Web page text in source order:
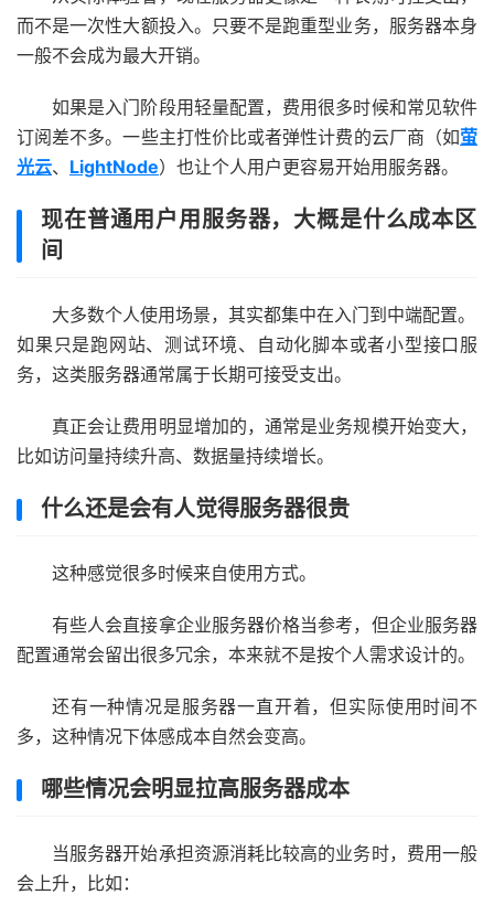
而不是一次性大额投入。只要不是跑重型业务，服务器本身
一般不会成为最大开销。
如果是入门阶段用轻量配置，费用很多时候和常见软件
订阅差不多。一些主打性价比或者弹性计费的云厂商（如萤
光云、 LightNode）也让个人用户更容易开始用服务器。
现在普通用户用服务器，大概是什么成本区
间
大多数个人使用场景，其实都集中在入门到中端配置。
如果只是跑网站、测试环境、自动化脚本或者小型接口服
务，这类服务器通常属于长期可接受支出。
真正会让费用明显增加的，通常是业务规模开始变大，
比如访问量持续升高、数据量持续增长。
什么还是会有人觉得服务器很贵
这种感觉很多时候来自使用方式。
有些人会直接拿企业服务器价格当参考，但企业服务器
配置通常会留出很多冗余，本来就不是按个人需求设计的。
还有一种情况是服务器一直开着，但实际使用时间不
多，这种情况下体感成本自然会变高。
哪些情况会明显拉高服务器成本
当服务器开始承担资源消耗比较高的业务时，费用一般
会上升，比如：